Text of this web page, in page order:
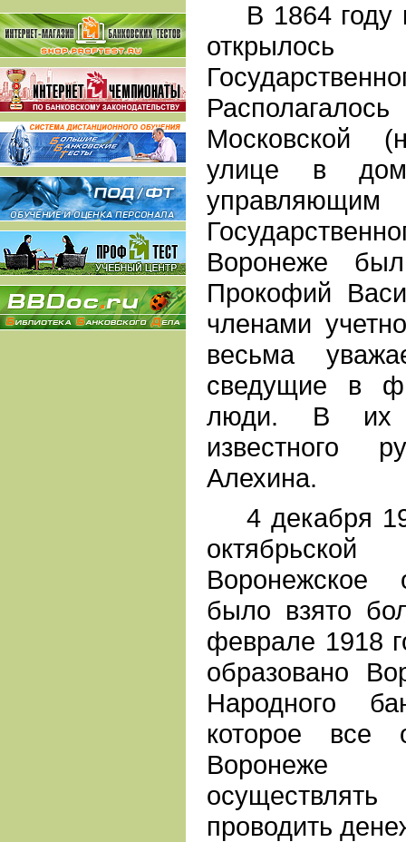
В 1864
Московской
улице в
Воронеже был
Прокофий
членами
весьма
сведущие в
люди. В их
известного
Алехина.
4 декабря
Воронежское
было взято
феврале 1918
образовано
Народного
которое все
проводить